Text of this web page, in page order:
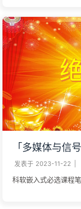
「多媒体与信
发表于 2023-11-22
科软嵌入式必选课程